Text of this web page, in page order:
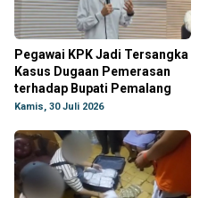
Pegawai KPK Jadi Tersangka
Kasus Dugaan Pemerasan
terhadap Bupati Pemalang
Kamis, 30 Juli 2026